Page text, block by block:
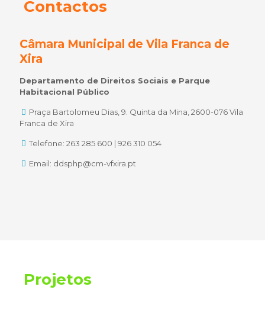
Contactos
Câmara Municipal de Vila Franca de
Xira
Departamento de Direitos Sociais e Parque
Habitacional Público
Praça Bartolomeu Dias, 9. Quinta da Mina, 2600-076 Vila
Franca de Xira
Telefone: 263 285 600 | 926 310 054
Email: ddsphp@cm-vfxira.pt
Projetos